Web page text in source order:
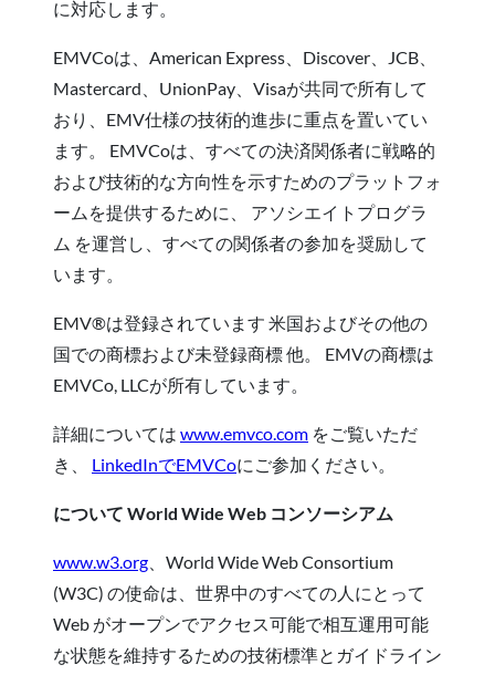
に対応します。
EMVCoは、American Express、Discover、JCB、
Mastercard、UnionPay、Visaが共同で所有して
おり、EMV仕様の技術的進歩に重点を置いてい
ます。 EMVCoは、すべての決済関係者に戦略的
および技術的な方向性を示すためのプラットフォ
ームを提供するために、 アソシエイトプログラ
ム を運営し、すべての関係者の参加を奨励して
います。
EMV®は登録されています 米国およびその他の
国での商標および未登録商標 他。 EMVの商標は
EMVCo, LLCが所有しています。
詳細については www.emvco.com をご覧いただ
き、 LinkedInでEMVCoにご参加ください。
について World Wide Web コンソーシアム
www.w3.org 、World Wide Web Consortium
(W3C) の使命は、世界中のすべての人にとって
Web がオープンでアクセス可能で相互運用可能
な状態を維持するための技術標準とガイドライン